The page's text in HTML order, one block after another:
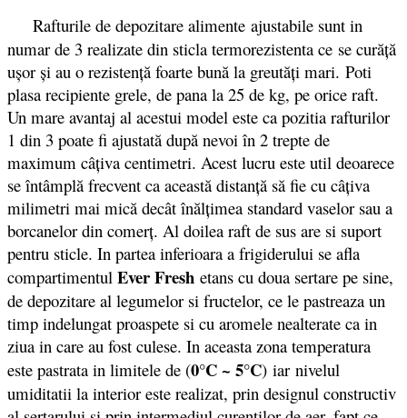
Rafturile de depozitare alimente ajustabile sunt in
numar de 3 realizate din sticla termorezistenta ce se curăță
ușor și au o rezistență foarte bună la greutăți mari. Poti
plasa recipiente grele, de pana la 25 de kg, pe orice raft.
Un mare avantaj al acestui model este ca pozitia rafturilor
1 din 3 poate fi ajustată după nevoi în 2 trepte de
maximum câţiva centimetri. Acest lucru este util deoarece
se întâmplă frecvent ca această distanţă să fie cu câţiva
milimetri mai mică decât înălţimea standard vaselor sau a
borcanelor din comerţ. Al doilea raft de sus are si suport
pentru sticle. In partea inferioara a frigiderului se afla
compartimentul Ever Fresh etans cu doua sertare pe sine,
de depozitare al legumelor si fructelor, ce le pastreaza un
timp indelungat proaspete si cu aromele nealterate ca in
ziua in care au fost culese. In aceasta zona temperatura
este pastrata in limitele de (0°C ~ 5°C) iar nivelul
umiditatii la interior este realizat, prin designul constructiv